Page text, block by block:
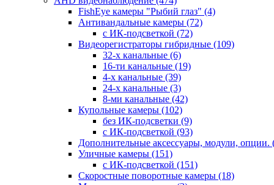
FishEye камеры "Рыбий глаз" (4)
Антивандальные камеры (72)
с ИК-подсветкой (72)
Видеорегистраторы гибридные (109)
32-х канальные (6)
16-ти канальные (19)
4-х канальные (39)
24-х канальные (3)
8-ми канальные (42)
Купольные камеры (102)
без ИК-подсветки (9)
с ИК-подсветкой (93)
Дополнительные аксессуары, модули, опции.
Уличные камеры (151)
с ИК-подсветкой (151)
Скоростные поворотные камеры (18)